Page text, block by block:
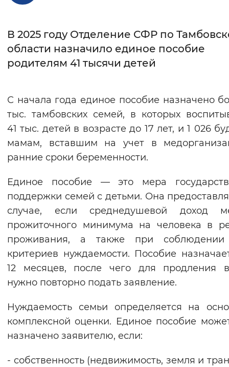
Без засечек С засечками
Интервал между буквами
Цвет сайта
Монохромный Инверсивный
Синий фон
Изображения
Включены Выключены
Звуковой ассистент
Воспроизвести Остановить
Вернуть стандартные настройки
В 2025 году Отделение СФР по
области назначило единое пособие
родителям 41 тысячи детей
С начала года единое пособие назначено
тыс. тамбовских семей, в которых
41 тыс. детей в возрасте до 17 лет, и 1 026
мамам, вставшим на учет в
ранние сроки беременности.
Единое пособие — это мера
поддержки семей с детьми. Она
случае, если среднедушевой доход
прожиточного минимума на человека в
проживания, а также при
критериев нуждаемости. Пособие
12 месяцев, после чего для продления
нужно повторно подать заявление.
Нуждаемость семьи определяется на
комплексной оценки. Единое пособие
назначено заявителю, если:
- собственность (недвижимость, земля и